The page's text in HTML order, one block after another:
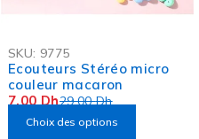
OFFRE FLASH
SKU: 9775
Ecouteurs Stéréo micro
couleur macaron
29,00Dh
7,00 Dh
Choix des options